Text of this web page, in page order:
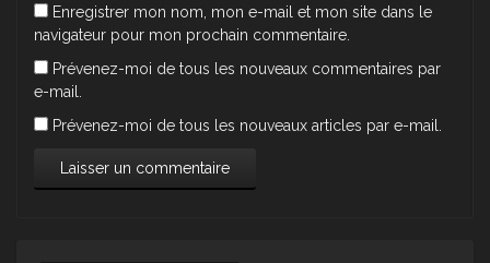
Enregistrer mon nom, mon e-mail et mon site dans le
navigateur pour mon prochain commentaire.
Prévenez-moi de tous les nouveaux commentaires par
e-mail.
Prévenez-moi de tous les nouveaux articles par e-mail.